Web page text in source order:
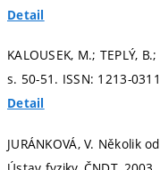
Detail
KALOUSEK, M.; TEPLÝ,
s. 50-51. ISSN: 1213-
Detail
JURÁNKOVÁ, V. Několik